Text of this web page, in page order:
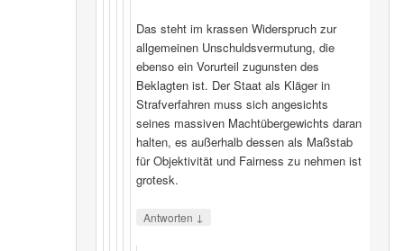
Das steht im krassen Widerspruch zur
allgemeinen Unschuldsvermutung, die
ebenso ein Vorurteil zugunsten des
Beklagten ist. Der Staat als Kläger in
Strafverfahren muss sich angesichts
seines massiven Machtübergewichts daran
halten, es außerhalb dessen als Maßstab
für Objektivität und Fairness zu nehmen ist
grotesk.
Antworten ↓